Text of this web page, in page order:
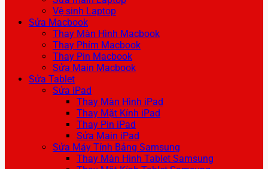
Vệ sinh Laptop
Sửa Macbook
Thay Màn Hình Macbook
Thay Phím Macbook
Thay Pin Macbook
Sửa Main Macbook
Sửa Tablet
Sửa iPad
Thay Màn Hình iPad
Thay Mặt Kính iPad
Thay Pin iPad
Sửa Main iPad
Sửa Máy Tính Bảng Samsung
Thay Màn Hình Tablet Samsung